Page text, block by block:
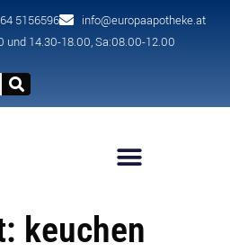
5156596
info@europaapotheke.at
und 14.30-18.00, Sa:08.00-12.00
keuchen